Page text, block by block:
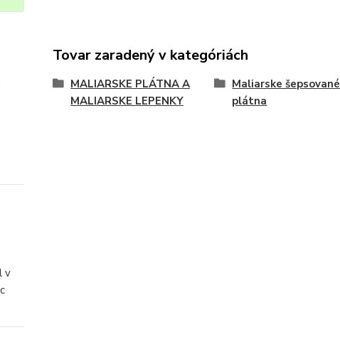
v
Tovar zaradený v kategóriách
MALIARSKE PLÁTNA A
MALIARSKE LEPENKY
Maliarske šepsované
plátna